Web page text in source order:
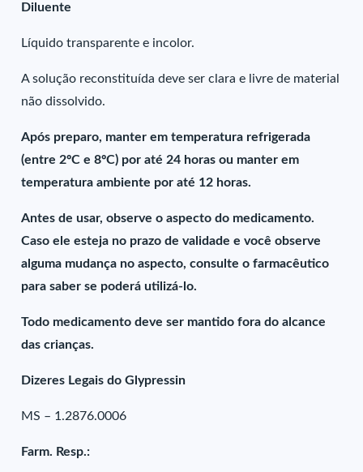
Diluente
Líquido transparente e incolor.
A solução reconstituída deve ser clara e livre de material
não dissolvido.
Após preparo, manter em temperatura refrigerada
(entre 2ºC e 8ºC) por até 24 horas ou manter em
temperatura ambiente por até 12 horas.
Antes de usar, observe o aspecto do medicamento.
Caso ele esteja no prazo de validade e você observe
alguma mudança no aspecto, consulte o farmacêutico
para saber se poderá utilizá-lo.
Todo medicamento deve ser mantido fora do alcance
das crianças.
Dizeres Legais do Glypressin
MS – 1.2876.0006
Farm. Resp.: